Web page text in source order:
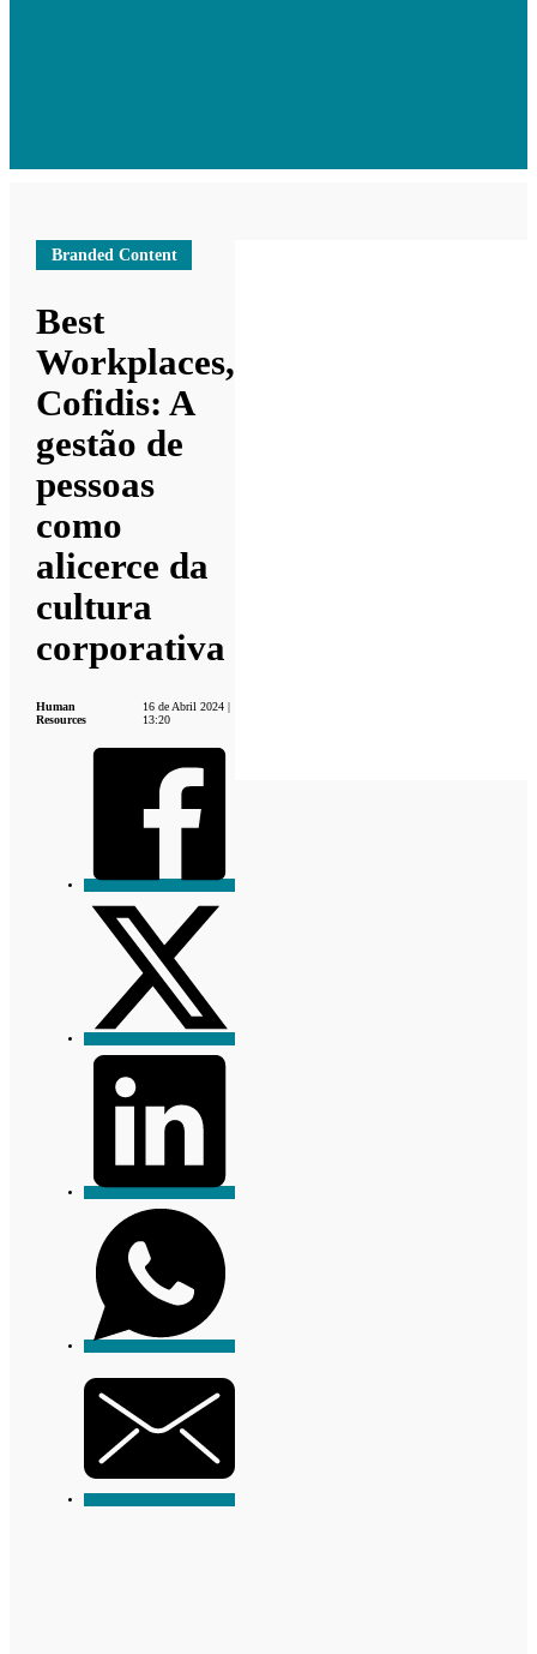
Branded Content
Best
Workplaces,
Cofidis: A
gestão de
pessoas
como
alicerce da
cultura
corporativa
Human
Resources
16 de Abril 2024 |
13:20